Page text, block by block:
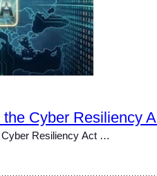
Cyber Resiliency
Cyber Resiliency Act …